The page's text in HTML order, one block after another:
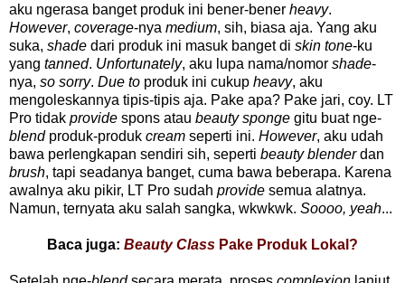
aku ngerasa banget produk ini bener-bener heavy.
However, coverage-nya medium, sih, biasa aja. Yang aku
suka, shade dari produk ini masuk banget di skin tone-ku
yang tanned. Unfortunately, aku lupa nama/nomor shade-
nya, so sorry. Due to produk ini cukup heavy, aku
mengoleskannya tipis-tipis aja. Pake apa? Pake jari, coy. LT
Pro tidak provide spons atau beauty sponge gitu buat nge-
blend produk-produk cream seperti ini. However, aku udah
bawa perlengkapan sendiri sih, seperti beauty blenderdan
brush, tapi seadanya banget, cuma bawa beberapa. Karena
awalnya aku pikir, LT Pro sudah provide semua alatnya.
Namun, ternyata aku salah sangka, wkwkwk. Soooo, yeah...
Baca juga: Beauty Class Pake Produk Lokal?